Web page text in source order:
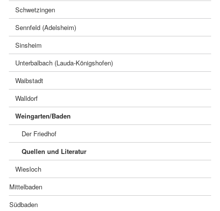
Schwetzingen
Sennfeld (Adelsheim)
Sinsheim
Unterbalbach (Lauda-Königshofen)
Waibstadt
Walldorf
Weingarten/Baden
Der Friedhof
Quellen und Literatur
Wiesloch
Mittelbaden
Südbaden